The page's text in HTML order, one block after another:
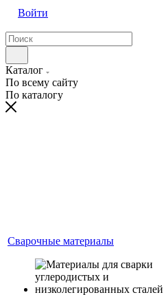
Войти
Каталог
По всему сайту
По каталогу
Сварочные материалы